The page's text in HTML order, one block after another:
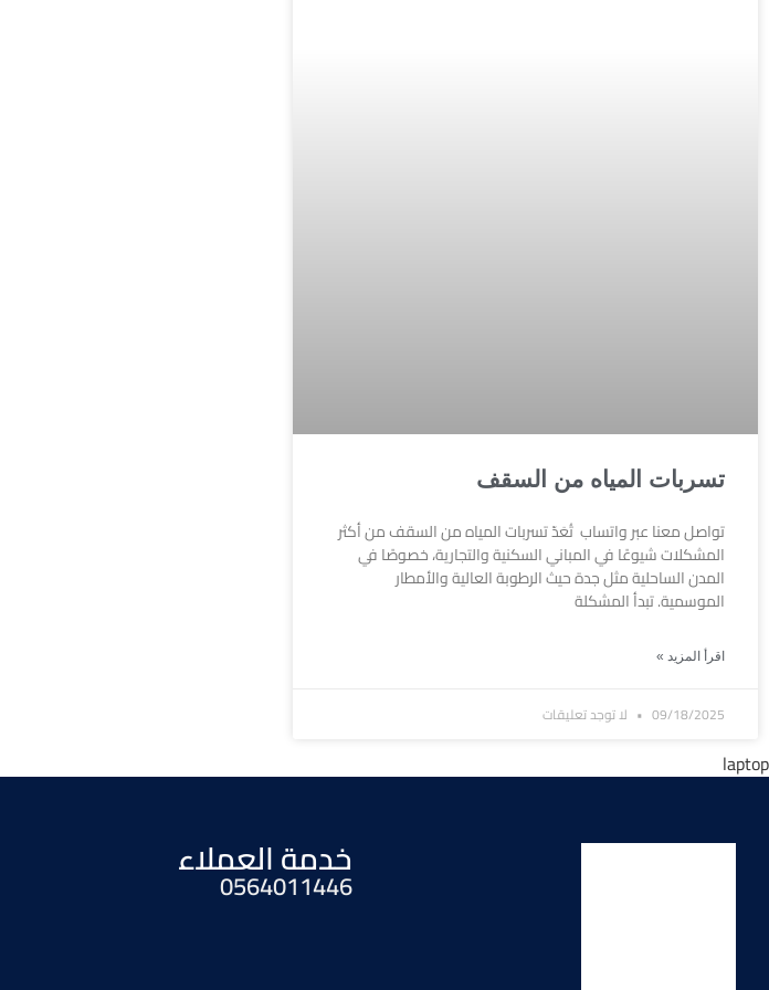
تسربات المياه من السقف
تواصل معنا عبر واتساب تُعَدّ تسربات المياه من السقف من أكثر
المشكلات شيوعًا في المباني السكنية والتجارية، خصوصًا في
المدن الساحلية مثل جدة حيث الرطوبة العالية والأمطار
الموسمية. تبدأ المشكلة
اقرأ المزيد »
09/18/2025 لا توجد تعليقات
خدمة العملاء
0564011446